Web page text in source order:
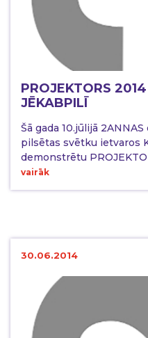
PROJEKTORS
JĒKABPILĪ
Šā gada 10.jūlijā
pilsētas svētku ietvaros
demonstrētu
vairāk
30.06.2014